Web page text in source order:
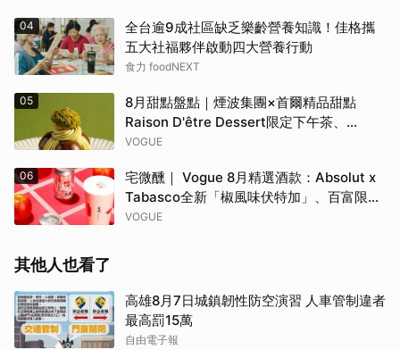
04
全台逾9成社區缺乏樂齡營養知識！佳格攜
五大社福夥伴啟動四大營養行動
食力 foodNEXT
05
8月甜點盤點｜煙波集團×首爾精品甜點
Raison D'être Dessert限定下午茶、
Gelato pique cafe辻利茶舗聯名可麗餅、
VOGUE
06
宅微醺｜ Vogue 8月精選酒款：Absolut x
Tabasco全新「椒風味伏特加」、百富限定
「花時心藝限量禮盒」、WAT x 萬波「紅蘋
VOGUE
其他人也看了
高雄8月7日城鎮韌性防空演習 人車管制違者
最高罰15萬
自由電子報